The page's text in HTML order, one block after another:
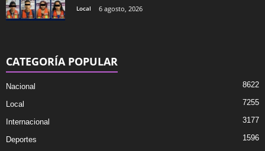
Local 6 agosto, 2026
CATEGORÍA POPULAR
Nacional 8622
Local 7255
Internacional 3177
Deportes
1596